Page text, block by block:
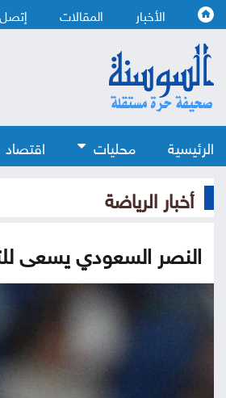
الأخبار المقالات إتصل
الرئيسية محليات اقتصاد
أخبار الرياضة
النصر السعودي يسعى